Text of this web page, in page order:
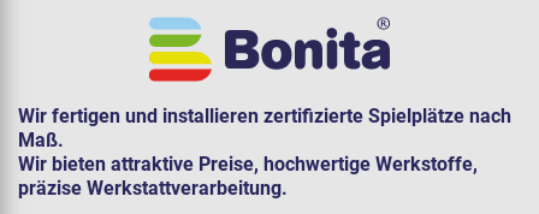
Wir fertigen und installieren zertifizierte Spielplätze nach
Maß.
Wir bieten attraktive Preise, hochwertige Werkstoffe,
präzise Werkstattverarbeitung.